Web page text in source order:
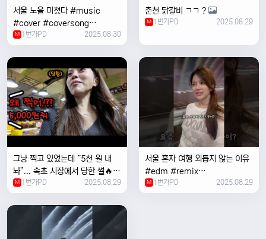
서울 노을 미쳤다 #music
#cover #coversong
#singer #서울 #노을 #한국 #
한강
M 1번가PD 2025.08.30
춘천 닭갈비 ㄱㄱ ?
M 1번가PD 2025.08.29
그냥 찍고 있었는데 “5천 원 내
놔”... 속초 시장에서 당한 썰🔥
M 1번가PD 2025.08.29
서울 혼자 여행 외릅지 않는 이유
#edm #remix
#electronicmusic #singer
#newmusic #music #여행
M 1번가PD 2025.08.29